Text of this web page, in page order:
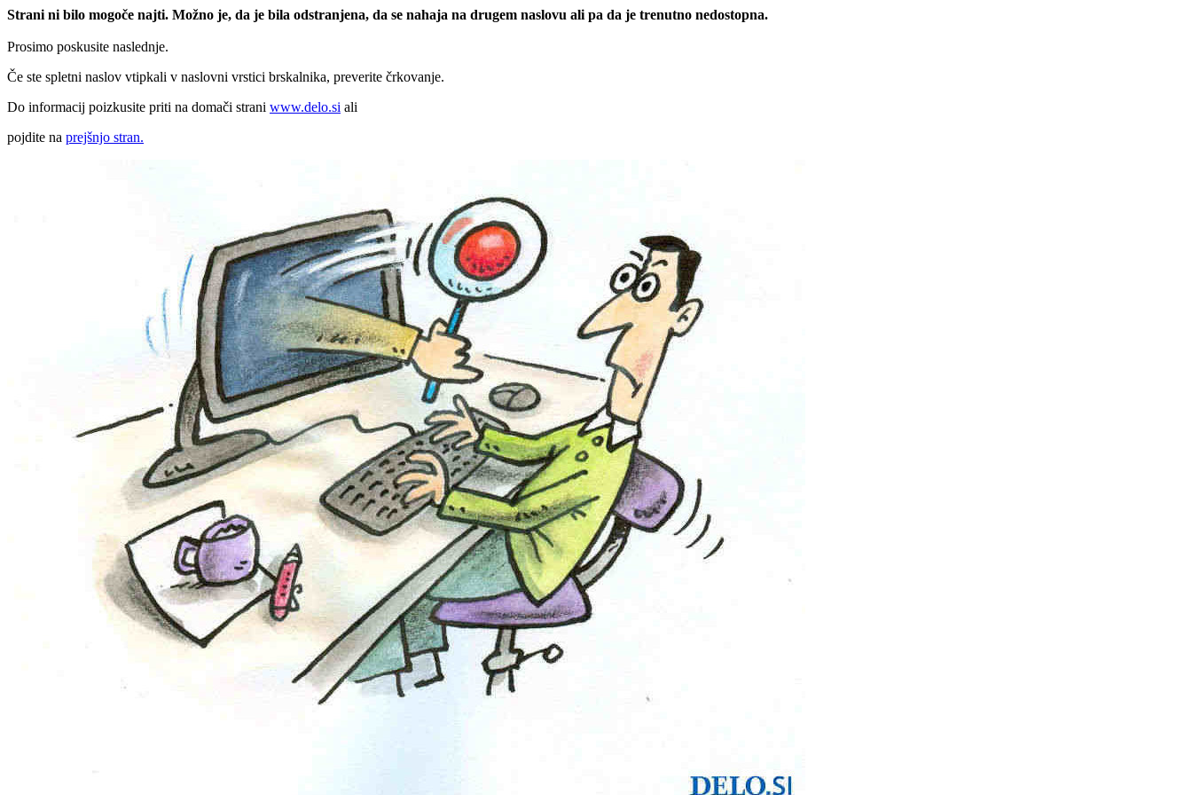
Strani ni bilo mogoče najti. Možno je, da je bila odstranjena, da se nahaja na drugem naslovu ali pa da je trenutno nedostopna.
Prosimo poskusite naslednje.
Če ste spletni naslov vtipkali v naslovni vrstici brskalnika, preverite črkovanje.
Do informacij poizkusite priti na domači strani www.delo.si ali
pojdite na prejšnjo stran.